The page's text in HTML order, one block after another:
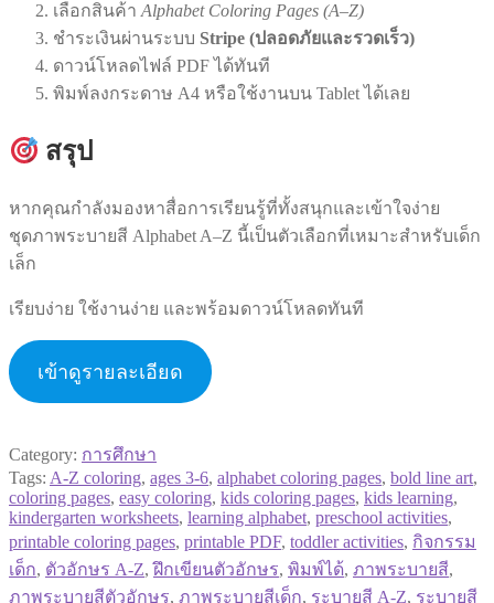
เลือกสินค้า Alphabet Coloring Pages (A–Z)
ชำระเงินผ่านระบบ Stripe (ปลอดภัยและรวดเร็ว)
ดาวน์โหลดไฟล์ PDF ได้ทันที
พิมพ์ลงกระดาษ A4 หรือใช้งานบน Tablet ได้เลย
สรุป
หากคุณกำลังมองหาสื่อการเรียนรู้ที่ทั้งสนุกและเข้าใจง่าย
ชุดภาพระบายสี Alphabet A–Z นี้เป็นตัวเลือกที่เหมาะสำหรับเด็ก
เล็ก
เรียบง่าย ใช้งานง่าย และพร้อมดาวน์โหลดทันที
เข้าดูรายละเอียด
Category: การศึกษา
Tags: A-Z coloring, ages 3-6, alphabet coloring pages, bold line art,
coloring pages, easy coloring, kids coloring pages, kids learning,
kindergarten worksheets, learning alphabet, preschool activities,
printable coloring pages, printable PDF, toddler activities, กิจกรรม
เด็ก, ตัวอักษร A-Z,ฝึกเขียนตัวอักษร, พิมพ์ได้, ภาพระบายสี,
ภาพระบายสีตัวอักษร, ภาพระบายสีเด็ก, ระบายสี A-Z, ระบายสี